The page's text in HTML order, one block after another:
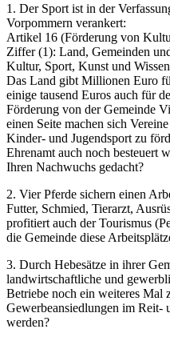
1. Der Sport ist in der
Vorpommern verankert:
Artikel 16 (Förderung von
Ziffer (1): Land, Gemeinden
Kultur, Sport, Kunst und
Das Land gibt Millionen Euro
einige tausend Euros auch für
Förderung von der Gemeinde
einen Seite machen sich
Kinder- und Jugendsport zu
Ehrenamt auch noch besteuert
Ihren Nachwuchs gedacht?
2. Vier Pferde sichern einen
Futter, Schmied, Tierarzt,
profitiert auch der Tourismus
die Gemeinde diese
3. Durch Hebesätze in ihrer
landwirtschaftliche und
Betriebe noch ein weiteres Mal
Gewerbeansiedlungen im Reit-
werden?